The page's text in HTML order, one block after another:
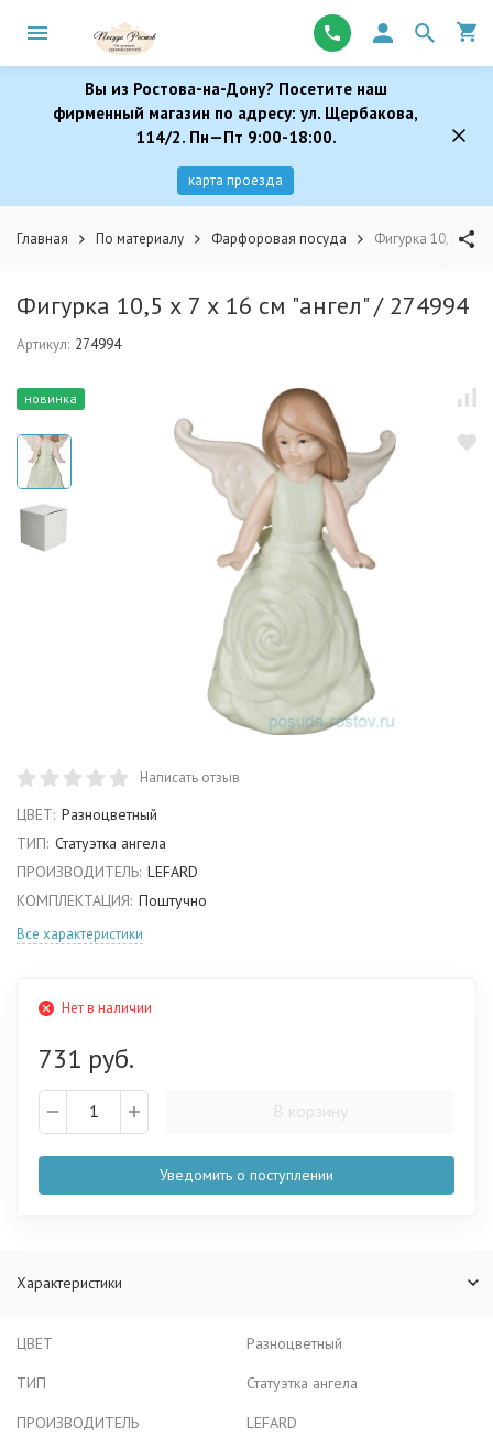
Вы из Ростова-на-Дону? Посетите наш
фирменный магазин по адресу: ул. Щербакова,
114/2. Пн—Пт 9:00-18:00.
карта проезда
Главная По материалу Фарфоровая посуда Фигурка 10,5 х 7
Фигурка 10,5 х 7 х 16 см "ангел" / 274994
Артикул: 274994
новинка
Написать отзыв
ЦВЕТ: Разноцветный
ТИП: Статуэтка ангела
ПРОИЗВОДИТЕЛЬ: LEFARD
КОМПЛЕКТАЦИЯ: Поштучно
Все характеристики
Нет в наличии
731 руб.
В корзину
Уведомить о поступлении
Характеристики
ЦВЕТ
Разноцветный
ТИП
Статуэтка ангела
ПРОИЗВОДИТЕЛЬ
LEFARD